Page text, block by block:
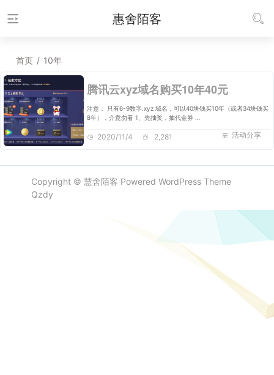
惠舍陌客
首页 / 10年
腾讯云xyz域名购买10年40元
注意： 只有6-9数字.xyz 域名，可以40块钱买10年（或者34块钱买
8年），介意勿看 1、先抽奖，抽代金券 …
活动分享
2020/11/4 2,281
Copyright © 慧舍陌客 Powered WordPressTheme
Qzdy